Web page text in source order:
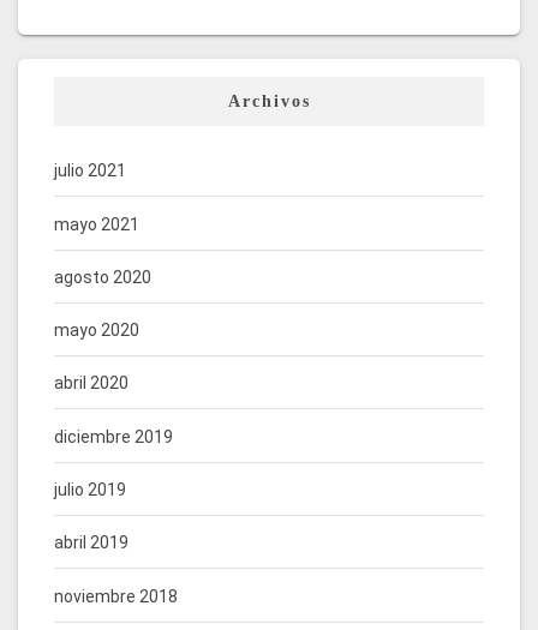
Archivos
julio 2021
mayo 2021
agosto 2020
mayo 2020
abril 2020
diciembre 2019
julio 2019
abril 2019
noviembre 2018